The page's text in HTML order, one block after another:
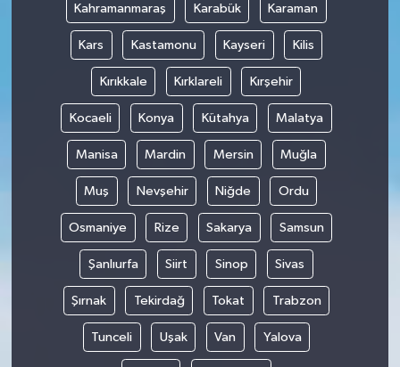
Kahramanmaraş Karabük Karaman
Kars Kastamonu Kayseri Kilis
Kırıkkale Kırklareli Kırşehir
Kocaeli Konya Kütahya Malatya
Manisa Mardin Mersin Muğla
Muş Nevşehir Niğde Ordu
Osmaniye Rize Sakarya Samsun
Şanlıurfa Siirt Sinop Sivas
Şırnak Tekirdağ Tokat Trabzon
Tunceli Uşak Van Yalova